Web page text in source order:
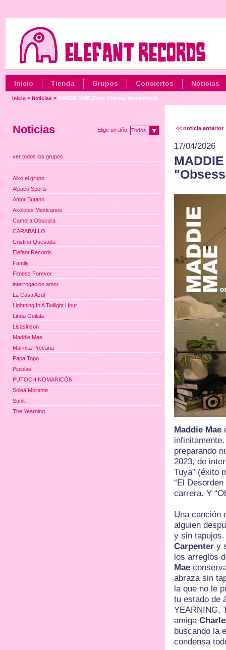
Inicio Tienda Grupos Conciertos Noticias
Inicio> Noticias > MADDIE MAE (Feat. Charley Westerman)...
<< noticia anterior
17/04/2026
Maddie Mae
preparando
2023, de
Tuya” (éxito
“El
carrera. Y
Una canción
alguien
y sin
Carpentery
los arreglos
Mae
abraza sin
la que no le
tu estado de
YEARNING,
amiga
buscando la
condensa
Noticias Elige un año: Todos
ver todos los grupos
Aiko el grupo
Alpaca Sports
Amor Butano
Axolotes Mexicanos
Camera Obscura
CARABALLO
Cristina Quesada
Elefant Records
Family
Fitness Forever
interrogación amor
La Casa Azul
Lightning In A Twilight Hour
Linda Guilala
Lisasinson
Maddie Mae
Marinita Precaria
Papa Topo
Pipiolas
PUTOCHINOMARICÓN
Soleá Morente
Sunlit
The Yearning